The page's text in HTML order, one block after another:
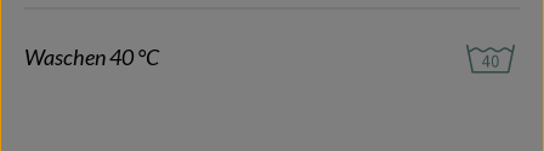
Waschen 40 °C